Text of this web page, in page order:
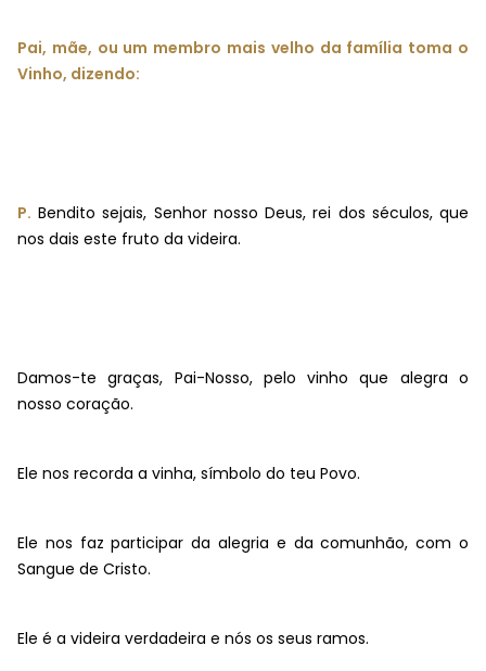
Pai, mãe, ou um membro mais velho da família toma o
Vinho, dizendo:
P. Bendito sejais, Senhor nosso Deus, rei dos séculos, que
nos dais este fruto da videira.
Damos-te graças, Pai-Nosso, pelo vinho que alegra o
nosso coração.
Ele nos recorda a vinha, símbolo do teu Povo.
Ele nos faz participar da alegria e da comunhão, com o
Sangue de Cristo.
Ele é a videira verdadeira e nós os seus ramos.